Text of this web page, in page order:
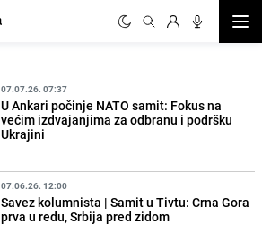
07.07.26. 07:37
U Ankari počinje NATO samit: Fokus na
većim izdvajanjima za odbranu i podršku
Ukrajini
07.06.26. 12:00
Savez kolumnista | Samit u Tivtu: Crna Gora
prva u redu, Srbija pred zidom